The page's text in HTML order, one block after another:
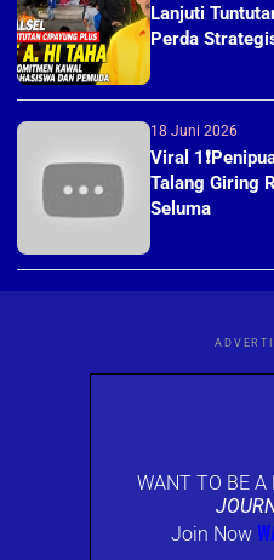
Lanjuti
Perda
18 Juni 2026
Viral
Talang Giring
Seluma
WANT TO BE A
Join Now